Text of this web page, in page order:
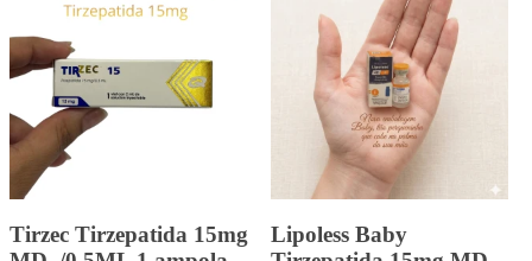
Landerlan Gold Testenat
Landerlan Gold